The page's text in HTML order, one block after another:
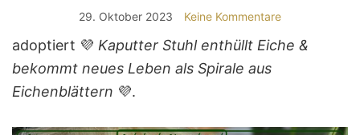
29. Oktober 2023 Keine Kommentare
adoptiert 💜 Kaputter Stuhl enthüllt Eiche &
bekommt neues Leben als Spirale aus
Eichenblättern 💜.